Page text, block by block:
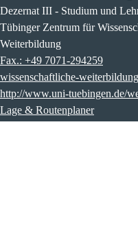
Dezernat III - Studium und
Tübinger Zentrum für
Weiterbildung
Fax.: +49 7071-294259
wissenschaftliche-
http://www.uni-tuebingen.de/
Lage & Routenplaner